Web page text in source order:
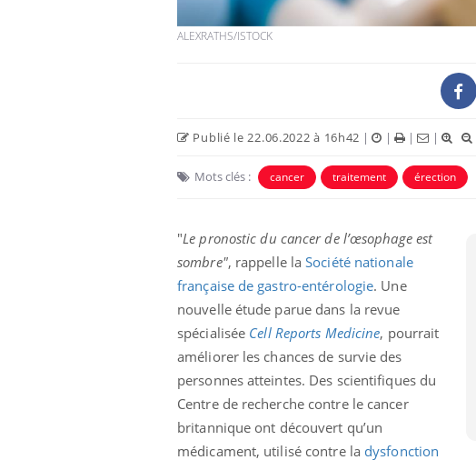
ALEXRATHS/ISTOCK
Publié le 22.06.2022 à 16h42 | | | |
Mots clés : cancer traitement érection
"Le pronostic du cancer de l’œsophage est
sombre", rappelle laSociété nationale
française de gastro-entérologie. Une
nouvelle étude parue dans la revue
spécialisée Cell Reports Medicine, pourrait
améliorer les chances de survie des
personnes atteintes. Des scientifiques du
Centre de recherche contre le cancer
britannique ont découvert qu’un
médicament, utilisé contre la dysfonction